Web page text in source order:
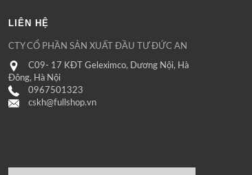
LIÊN HỆ
CTY CỔ PHẦN SẢN XUẤT ĐẦU TƯ ĐỨC AN
C09- 17 KĐT Geleximco, Dương Nội, Hà
Đông, Hà Nội
0967501323
cskh@fullshop.vn